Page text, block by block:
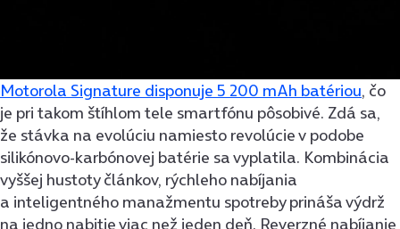
Motorola Signature disponuje 5 200 mAh batériou, čo
je pri takom štíhlom tele smartfónu pôsobivé. Zdá sa,
že stávka na evolúciu namiesto revolúcie v podobe
silikónovo-karbónovej batérie sa vyplatila. Kombinácia
vyššej hustoty článkov, rýchleho nabíjania
a inteligentného manažmentu spotreby prináša výdrž
na jedno nabitie viac než jeden deň. Reverzné nabíjanie